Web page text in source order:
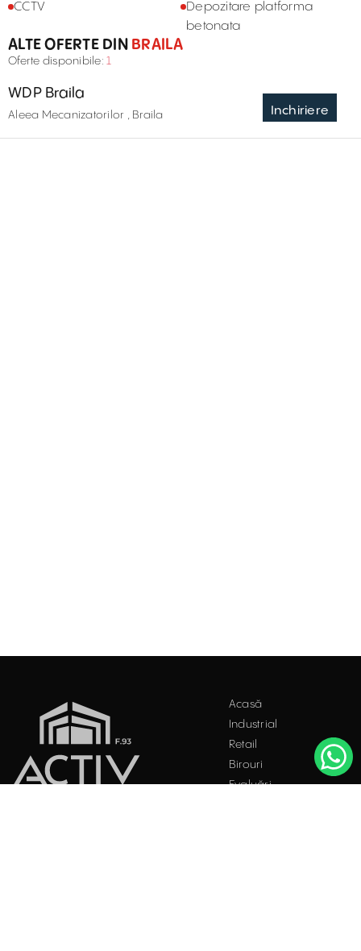
CCTV
Depozitare platforma
betonata
ALTE OFERTE DINBRAILA
Oferte disponibile: 1
Inchiriere
WDP Braila
Aleea Mecanizatorilor , Braila
Acasă
Industrial
Retail
Birouri
Evaluări